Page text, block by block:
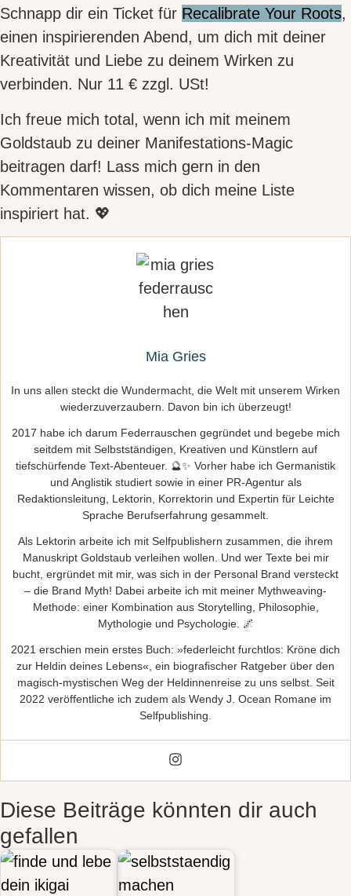
Schnapp dir ein Ticket für Recalibrate Your Roots,
einen inspirierenden Abend, um dich mit deiner
Kreativität und Liebe zu deinem Wirken zu
verbinden. Nur 11 € zzgl. USt!
Ich freue mich total, wenn ich mit meinem
Goldstaub zu deiner Manifestations-Magic
beitragen darf! Lass mich gern in den
Kommentaren wissen, ob dich meine Liste
inspiriert hat. 💖
Mia Gries
In uns allen steckt die Wundermacht, die Welt mit unserem Wirken
wiederzuverzaubern. Davon bin ich überzeugt!
2017 habe ich darum Federrauschen gegründet und begebe mich
seitdem mit Selbstständigen, Kreativen und Künstlern auf
tiefschürfende Text-Abenteuer. 🔮✨ Vorher habe ich Germanistik
und Anglistik studiert sowie in einer PR-Agentur als
Redaktionsleitung, Lektorin, Korrektorin und Expertin für Leichte
Sprache Berufserfahrung gesammelt.
Als Lektorin arbeite ich mit Selfpublishern zusammen, die ihrem
Manuskript Goldstaub verleihen wollen. Und wer Texte bei mir
bucht, ergründet mit mir, was sich in der Personal Brand versteckt
– die Brand Myth! Dabei arbeite ich mit meiner Mythweaving-
Methode: einer Kombination aus Storytelling, Philosophie,
Mythologie und Psychologie. 🌌
2021 erschien mein erstes Buch: »federleicht furchtlos: Kröne dich
zur Heldin deines Lebens«, ein biografischer Ratgeber über den
magisch-mystischen Weg der Heldinnenreise zu uns selbst. Seit
2022 veröffentliche ich zudem als Wendy J. Ocean Romane im
Selfpublishing.
Diese Beiträge könnten dir auch
gefallen